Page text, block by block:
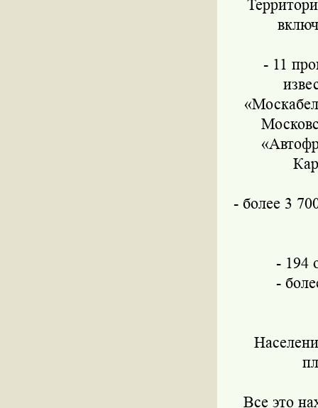
- 11
- более 3
- 194
-
Все это